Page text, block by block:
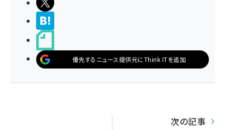
優先するニュース提供元にThink ITを追加
次の記事